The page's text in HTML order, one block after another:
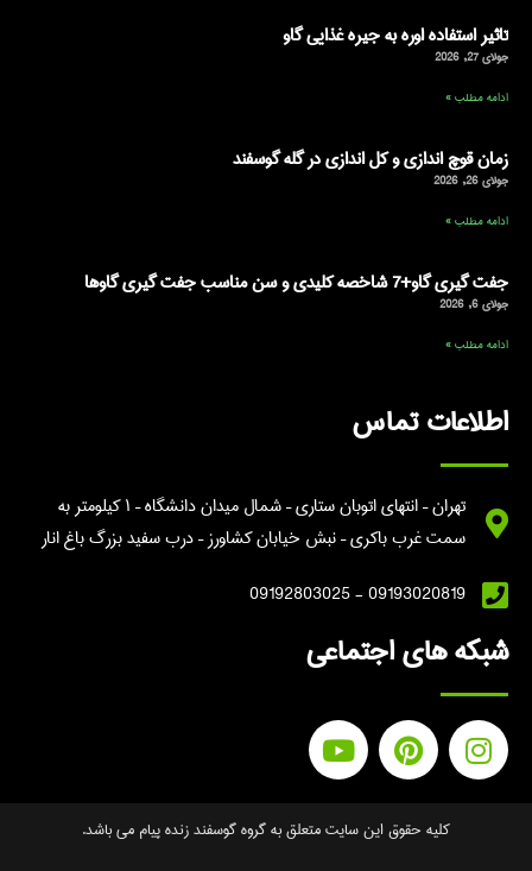
تاثیر استفاده اوره به جیره غذایی گاو
جولای 27, 2026
ادامه مطلب »
زمان قوچ اندازی و کل اندازی در گله گوسفند
جولای 26, 2026
ادامه مطلب »
جفت گیری گاو+7 شاخصه کلیدی و سن مناسب جفت گیری گاوها
جولای 6, 2026
ادامه مطلب »
اطلاعات تماس
تهران – انتهای اتوبان ستاری – شمال میدان دانشگاه – ۱ کیلومتر به
سمت غرب باکری – نبش خیابان کشاورز – درب سفید بزرگ باغ انار
09193020819 - 09192803025
شبکه های اجتماعی
کلیه حقوق این سایت متعلق به گروه گوسفند زنده پیام می باشد.